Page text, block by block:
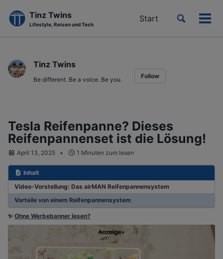
primary
navigation
content
footer
Tinz Twins
Lifestyle, Reisen und Tech
Start
Toggle
Tinz Twins
Be different. Be a voice. Be you. Follow
Tesla Reifenpanne? Dieses
Reifenpannenset ist die Lösung!
April 13, 2025 1 Minuten zum lesen
Inhalt
Video-Vorstellung: Das airMAN Reifenpannensystem
Vorteile von einem Reifenpannensystem
✨ Ohne Werbebanner lesen?